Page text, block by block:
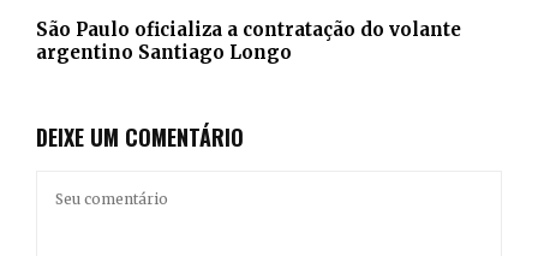
São Paulo oficializa a contratação do volante
argentino Santiago Longo
DEIXE UM COMENTÁRIO